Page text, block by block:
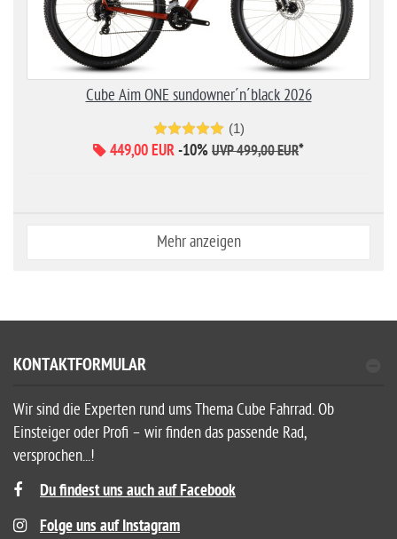
Cube Aim ONE sundowner´n´black 2026
(1)
449,00 EUR-10% UVP 499,00 EUR*
Mehr anzeigen
KONTAKTFORMULAR
Wir sind die Experten rund ums Thema Cube Fahrrad. Ob
Einsteiger oder Profi – wir finden das passende Rad,
versprochen...!
Du findest uns auch auf Facebook
Folge uns auf Instagram